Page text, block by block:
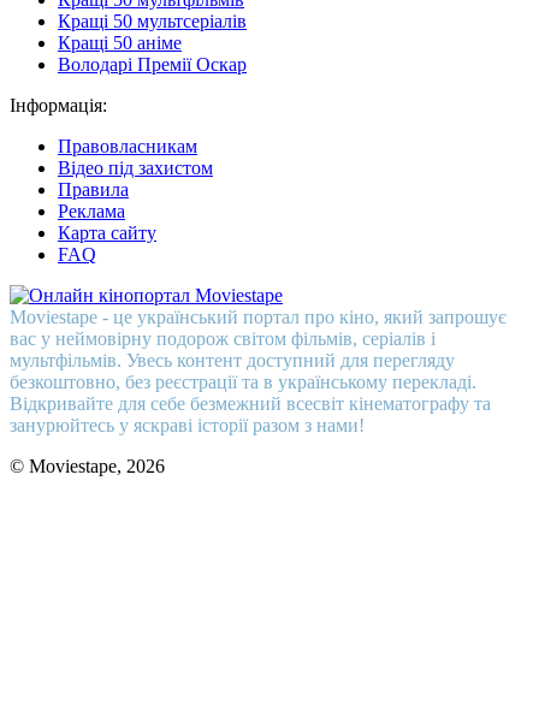
Кращі 50 мультсеріалів
Кращі 50 аніме
Володарі Премії Оскар
Інформація:
Правовласникам
Відео під захистом
Правила
Реклама
Карта сайту
FAQ
Moviestape - це український портал про кіно, який запрошує
вас у неймовірну подорож світом фільмів, серіалів і
мультфільмів. Увесь контент доступний для перегляду
безкоштовно, без реєстрації та в українському перекладі.
Відкривайте для себе безмежний всесвіт кінематографу та
занурюйтесь у яскраві історії разом з нами!
© Moviestape, 2026